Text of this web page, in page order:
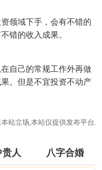
领域下手，会有不错的
错的收入成果。
自己的常规工作外再做
。但是不宜投资不动产
站立场,本站仅提供发布平台.
人 八字合婚